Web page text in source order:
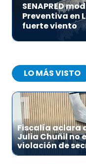
SENAPRED
Preventiva en
fuerte viento
LO MÁS VISTO
1
Fiscalía aclara
Julia Chuñil no
violación de